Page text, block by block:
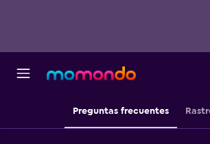
Preguntas frecuentes